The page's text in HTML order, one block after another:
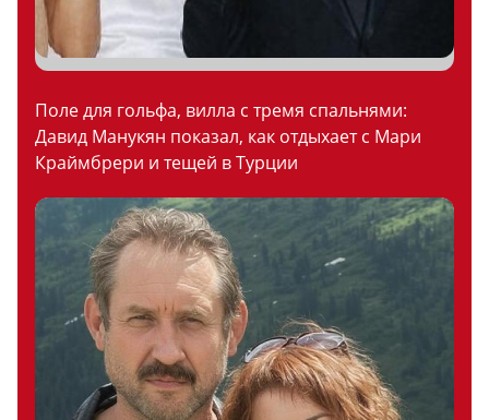
Поле для гольфа, вилла с тремя спальнями:
Давид Манукян показал, как отдыхает с Мари
Краймбрери и тещей в Турции